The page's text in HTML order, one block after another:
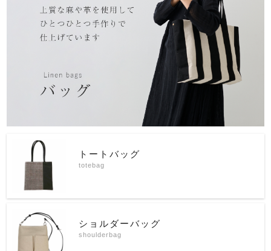
トートバッグ
totebag
ショルダーバッグ
shoulderbag